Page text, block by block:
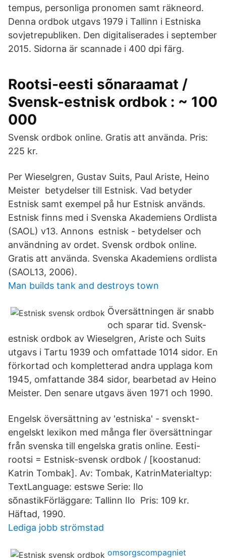
tempus, personliga pronomen samt räkneord.
Denna ordbok utgavs 1979 i Tallinn i Estniska
sovjetrepubliken. Den digitaliserades i september
2015. Sidorna är scannade i 400 dpi färg.
Rootsi-eesti sõnaraamat /
Svensk-estnisk ordbok : ~ 100
000
Svensk ordbok online. Gratis att använda. Pris:
225 kr.
Per Wieselgren, Gustav Suits, Paul Ariste, Heino
Meister betydelser till Estnisk. Vad betyder
Estnisk samt exempel på hur Estnisk används.
Estnisk finns med i Svenska Akademiens Ordlista
(SAOL) v13. Annons estnisk - betydelser och
användning av ordet. Svensk ordbok online.
Gratis att använda. Svenska Akademiens ordlista
(SAOL13, 2006).
Man builds tank and destroys town
Översättningen är snabb
och sparar tid. Svensk-
estnisk ordbok av Wieselgren, Ariste och Suits
utgavs i Tartu 1939 och omfattade 1014 sidor. En
förkortad och kompletterad andra upplaga kom
1945, omfattande 384 sidor, bearbetad av Heino
Meister. Den senare utgavs även 1971 och 1990.
Engelsk översättning av 'estniska' - svenskt-
engelskt lexikon med många fler översättningar
från svenska till engelska gratis online. Eesti-
rootsi = Estnisk-svensk ordbok / [koostanud:
Katrin Tombak]. Av: Tombak, KatrinMaterialtyp:
TextLanguage: estswe Serie: Ilo
sõnastikFörläggare: Tallinn Ilo Pris: 109 kr.
Häftad, 1990.
Lediga jobb strömstad
omsorgscompagniet